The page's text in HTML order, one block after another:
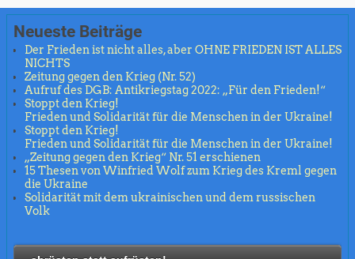
Neueste Beiträge
Der Frieden ist nicht alles, aber OHNE FRIEDEN IST ALLES
NICHTS
Zeitung gegen den Krieg (Nr. 52)
Aufruf des DGB: Antikriegstag 2022: „Für den Frieden!“
Stoppt den Krieg!
Frieden und Solidarität für die Menschen in der Ukraine!
Stoppt den Krieg!
Frieden und Solidarität für die Menschen in der Ukraine!
„Zeitung gegen den Krieg“ Nr. 51 erschienen
15 Thesen von Winfried Wolf zum Krieg des Kreml gegen
die Ukraine
Solidarität mit dem ukrainischen und dem russischen
Volk